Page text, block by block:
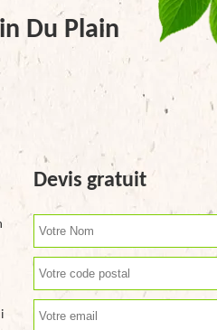
Du Plain
Devis gratuit